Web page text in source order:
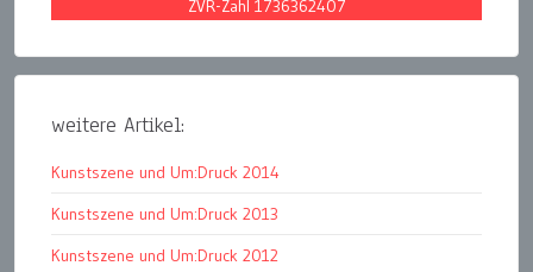
ZVR-Zahl 1736362407
weitere Artikel:
Kunstszene und Um:Druck 2014
Kunstszene und Um:Druck 2013
Kunstszene und Um:Druck 2012